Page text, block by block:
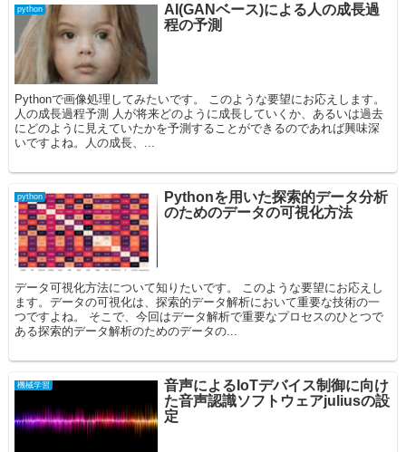
python
AI(GANベース)による人の成長過
程の予測
Pythonで画像処理してみたいです。 このような要望にお応えします。
人の成長過程予測 人が将来どのように成長していくか、あるいは過去
にどのように見えていたかを予測することができるのであれば興味深
いですよね。人の成長、...
python
Pythonを用いた探索的データ分析
のためのデータの可視化方法
データ可視化方法について知りたいです。 このような要望にお応えし
ます。データの可視化は、探索的データ解析において重要な技術の一
つですよね。 そこで、今回はデータ解析で重要なプロセスのひとつで
ある探索的データ解析のためのデータの...
機械学習
音声によるIoTデバイス制御に向け
た音声認識ソフトウェアjuliusの設
定